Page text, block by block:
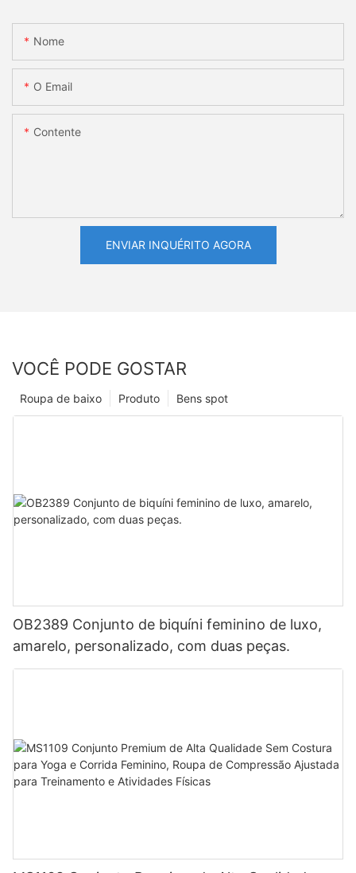
Nome
O Email
Contente
ENVIAR INQUÉRITO AGORA
VOCÊ PODE GOSTAR
Bens spot
Produto
Roupa de baixo
OB2389 Conjunto de biquíni feminino de luxo,
amarelo, personalizado, com duas peças.